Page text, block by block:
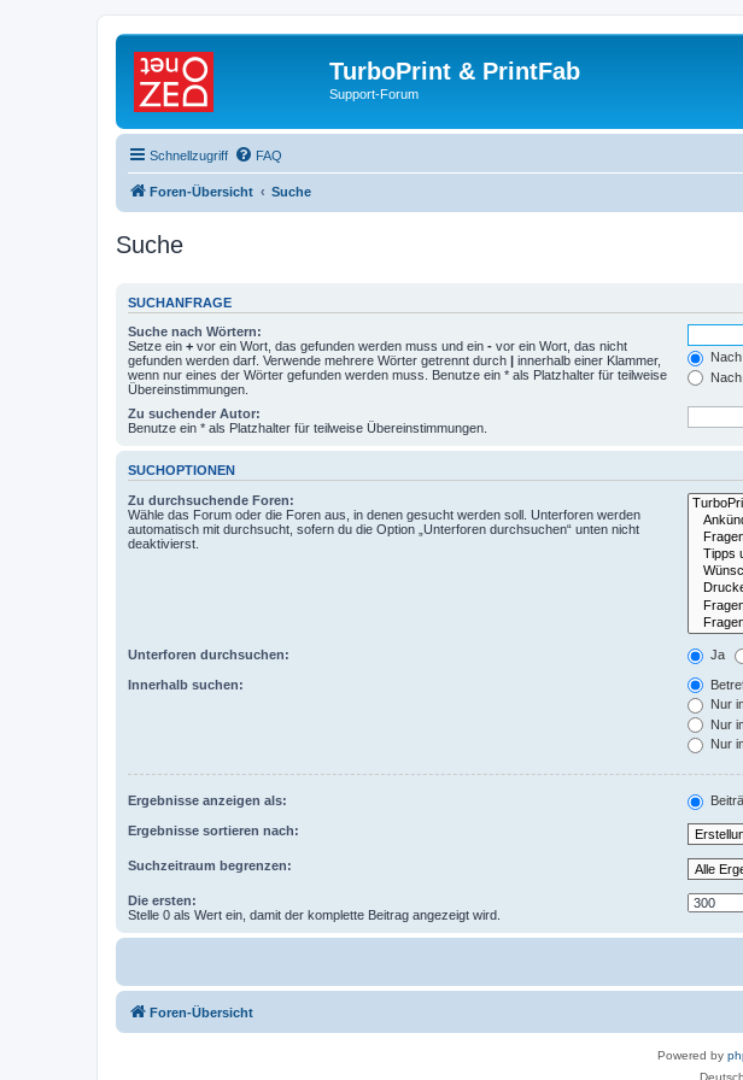
TurboPrint & PrintFab
Support-Forum
Schnellzugriff FAQ
Foren-Übersicht Suche
Suche
SUCHANFRAGE
Suche nach Wörtern:
Setze ein + vor ein Wort, das gefunden werden muss und ein - vor ein Wort, das nicht
gefunden werden darf. Verwende mehrere Wörter getrennt durch | innerhalb einer Klammer,
wenn nur eines der Wörter gefunden werden muss. Benutze ein * als Platzhalter für teilweise
Übereinstimmungen.
Zu suchender Autor:
Benutze ein * als Platzhalter für teilweise Übereinstimmungen.
SUCHOPTIONEN
Zu durchsuchende Foren:
Wähle das Forum oder die Foren aus, in denen gesucht werden soll. Unterforen werden
automatisch mit durchsucht, sofern du die Option „Unterforen durchsuchen“ unten nicht
deaktivierst.
Unterforen durchsuchen: Ja
Innerhalb suchen:
Nur
Nur
Nur
Ergebnisse anzeigen als:
Ergebnisse sortieren nach:
Suchzeitraum begrenzen:
Die ersten:
Stelle 0 als Wert ein, damit der komplette Beitrag angezeigt wird.
Foren-Übersicht
Powered by